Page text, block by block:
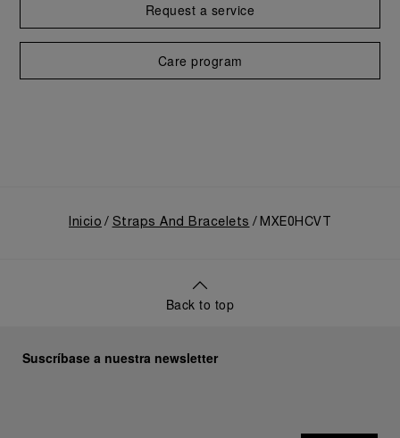
Request a service
Care program
Inicio Straps And Bracelets MXE0HCVT
Back to top
Suscríbase a nuestra newsletter